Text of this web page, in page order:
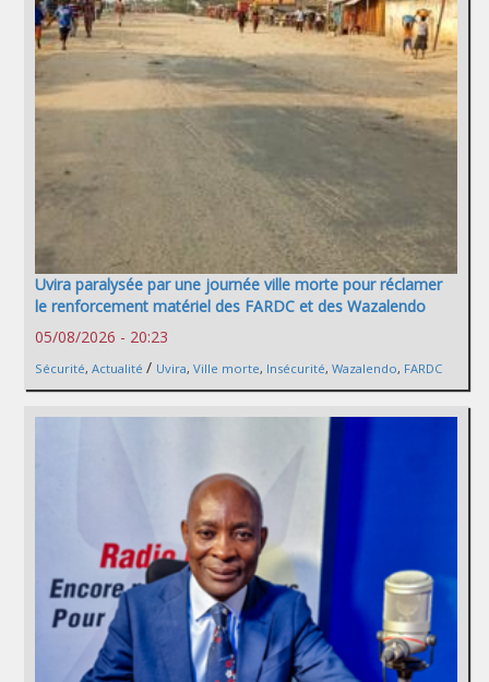
Uvira paralysée par une journée ville morte pour réclamer
le renforcement matériel des FARDC et des Wazalendo
05/08/2026 - 20:23
Sécurité, Actualité / Uvira, Ville morte, Insécurité, Wazalendo, FARDC